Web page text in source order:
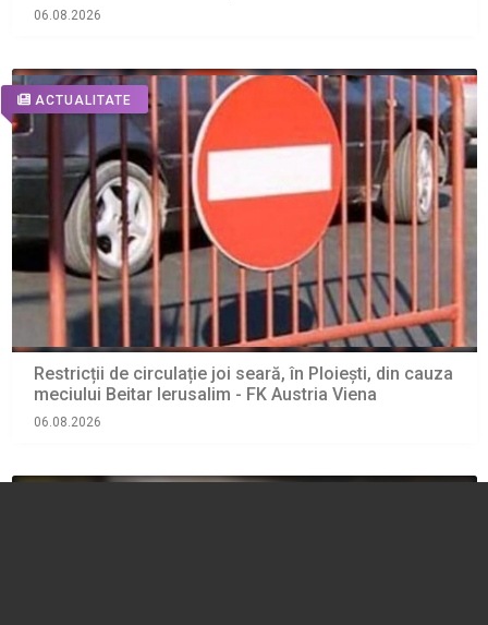
06.08.2026
ACTUALITATE
Restricții de circulație joi seară, în Ploiești, din cauza
meciului Beitar Ierusalim - FK Austria Viena
06.08.2026